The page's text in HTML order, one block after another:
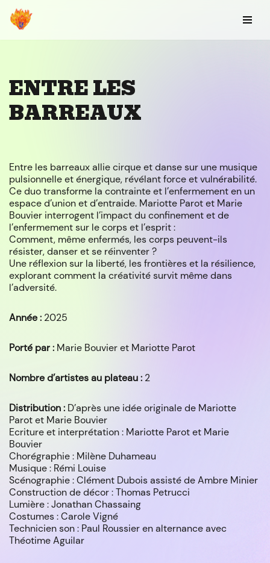
Aller
au
ENTRE LES
BARREAUX
Entre les barreaux allie cirque et danse sur une musique
pulsionnelle et énergique, révélant force et vulnérabilité.
Ce duo transforme la contrainte et l’enfermement en un
espace d’union et d’entraide. Mariotte Parot et Marie
Bouvier interrogent l’impact du confinement et de
l’enfermement sur le corps et l’esprit :
Comment, même enfermés, les corps peuvent-ils
résister, danser et se réinventer ?
Une réflexion sur la liberté, les frontières et la résilience,
explorant comment la créativité survit même dans
l’adversité.
Année : 2025
Porté par : Marie Bouvier et Mariotte Parot
Nombre d’artistes au plateau : 2
Distribution : D’après une idée originale de Mariotte
Parot et Marie Bouvier
Ecriture et interprétation : Mariotte Parot et Marie
Bouvier
Chorégraphie : Milène Duhameau
Musique : Rémi Louise
Scénographie : Clément Dubois assisté de Ambre Minier
Construction de décor : Thomas Petrucci
Lumière : Jonathan Chassaing
Costumes : Carole Vigné
Technicien son : Paul Roussier en alternance avec
Théotime Aguilar